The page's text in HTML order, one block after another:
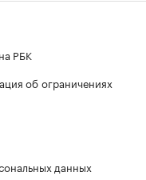
РБК
об ограничениях
данных